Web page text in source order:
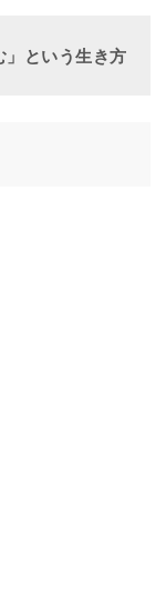
」という生き方